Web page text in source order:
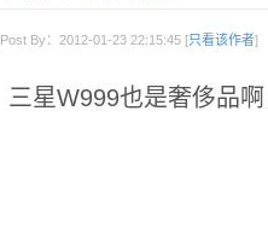
Post By：2012-01-23 22:15:45 [只看该作者]
三星W999也是奢侈品